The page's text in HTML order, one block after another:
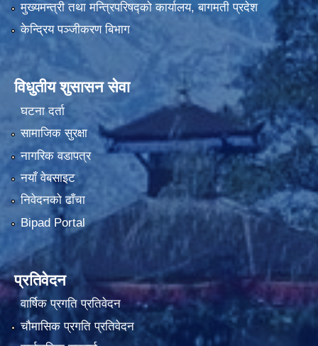
मुख्यमन्त्री तथा मन्त्रिपरिषद्को कार्यालय, बागमती प्रदेश
केन्द्रिय पञ्जीकरण बिभाग
विधुतीय शुसासन सेवा
घटना दर्ता
सामाजिक सुरक्षा
नागरिक वडापत्र
नयाँ वेबसाइट
निवेदनको ढाँचा
Bipad Portal
प्रतिवेदन
वार्षिक प्रगति प्रतिवेदन
चौमासिक प्रगति प्रतिवेदन